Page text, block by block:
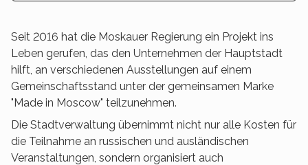
Seit 2016 hat die Moskauer Regierung ein Projekt ins
Leben gerufen, das den Unternehmen der Hauptstadt
hilft, an verschiedenen Ausstellungen auf einem
Gemeinschaftsstand unter der gemeinsamen Marke
"Made in Moscow" teilzunehmen.
Die Stadtverwaltung übernimmt nicht nur alle Kosten für
die Teilnahme an russischen und ausländischen
Veranstaltungen, sondern organisiert auch